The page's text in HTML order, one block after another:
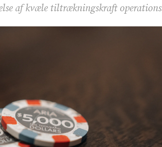
af kvæle tiltrækningskraft